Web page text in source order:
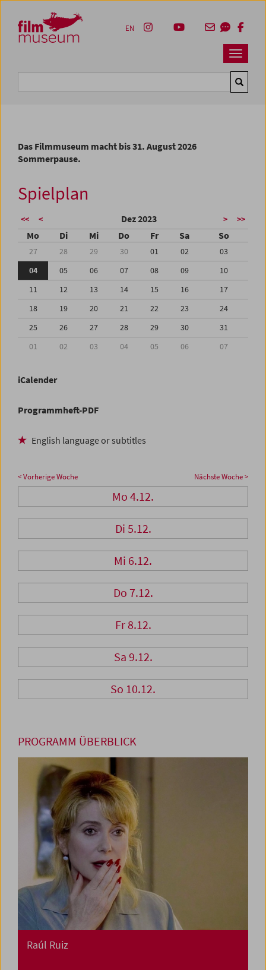
Zum Inhalt
Zum Hauptmenü
Zur Servicenavigation
Zum Suche
Navbar
EN
Das Filmmuseum macht bis 31. August 2026
Sommerpause.
Spielplan
<< < Dez 2023 > >>
Mo Di Mi Do Fr Sa So
27 28 29 30 01 02
03
04
05 06 07 08 09
10
11
12 13 14 15 16
17
18
19 20 21 22 23
24
25
26 27 28 29 30
31
01
02 03 04 05 06 07
iCalender
Programmheft-PDF
English language or subtitles
< Vorherige Woche Nächste Woche >
Mo 4.12.
Di 5.12.
Mi 6.12.
Do 7.12.
Fr 8.12.
Sa 9.12.
So 10.12.
PROGRAMM ÜBERBLICK
Raúl Ruiz